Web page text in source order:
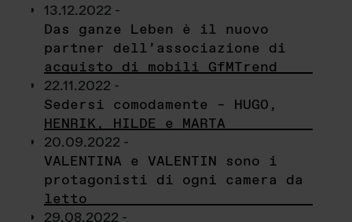
13.12.2022 -
Das ganze Leben è il nuovo
partner dell’associazione di
acquisto di mobili GfMTrend
22.11.2022 -
Sedersi comodamente – HUGO,
HENRIK, HILDE e MARTA
20.09.2022 -
VALENTINA e VALENTIN sono i
protagonisti di ogni camera da
letto
29.08.2022 -